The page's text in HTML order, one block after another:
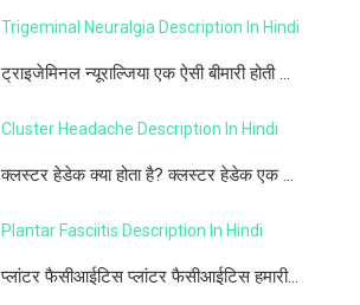
Trigeminal Neuralgia Description In Hindi
ट्राइजेमिनल न्यूराल्जिया एक ऐसी बीमारी होती ...
Cluster Headache Description In Hindi
क्लस्टर हेडेक क्या होता है? क्लस्टर हेडेक एक ...
Plantar Fasciitis Description In Hindi
प्लांटर फैसीआईटिस प्लांटर फैसीआईटिस हमारी...